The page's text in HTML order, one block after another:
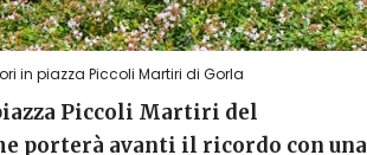
in piazza Piccoli Martiri di Gorla
Piccoli Martiri del
porterà avanti il ricordo con una